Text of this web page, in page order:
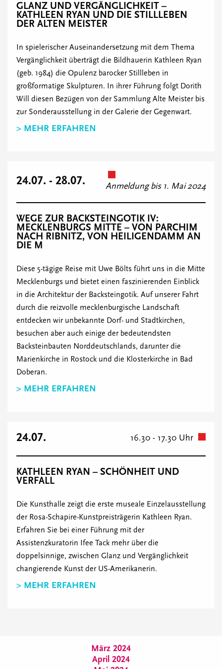
GLANZ UND VERGÄNGLICHKEIT –
KATHLEEN RYAN UND DIE STILLLEBEN
DER ALTEN MEISTER
In spielerischer Auseinandersetzung mit dem Thema
Vergänglichkeit überträgt die Bildhauerin Kathleen Ryan
(geb. 1984) die Opulenz barocker Stillleben in
großformatige Skulpturen. In ihrer Führung folgt Dorith
Will diesen Bezügen von der Sammlung Alte Meister bis
zur Sonderausstellung in der Galerie der Gegenwart.
> MEHR ERFAHREN
24.07. - 28.07. Anmeldung bis 1. Mai 2024
WEGE ZUR BACKSTEINGOTIK IV:
MECKLENBURGS MITTE – VON PARCHIM
NACH RIBNITZ, VON HEILIGENDAMM AN
DIE M
Diese 5-tägige Reise mit Uwe Bölts führt uns in die Mitte
Mecklenburgs und bietet einen faszinierenden Einblick
in die Architektur der Backsteingotik. Auf unserer Fahrt
durch die reizvolle mecklenburgische Landschaft
entdecken wir unbekannte Dorf- und Stadtkirchen,
besuchen aber auch einige der bedeutendsten
Backsteinbauten Norddeutschlands, darunter die
Marienkirche in Rostock und die Klosterkirche in Bad
Doberan.
> MEHR ERFAHREN
24.07. 16.30 - 17.30 Uhr
KATHLEEN RYAN – SCHÖNHEIT UND
VERFALL
Die Kunsthalle zeigt die erste museale Einzelausstellung
der Rosa-Schapire-Kunstpreisträgerin Kathleen Ryan.
Erfahren Sie bei einer Führung mit der
Assistenzkuratorin Ifee Tack mehr über die
doppelsinnige, zwischen Glanz und Vergänglichkeit
changierende Kunst der US-Amerikanerin.
> MEHR ERFAHREN
März 2024
April 2024